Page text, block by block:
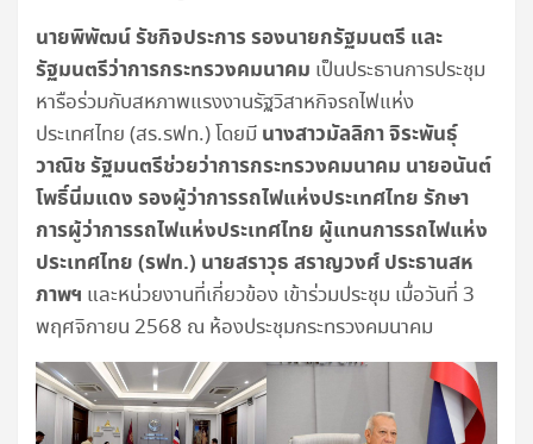
นายพิพัฒน์ รัชกิจประการ รองนายกรัฐมนตรี และ
รัฐมนตรีว่าการกระทรวงคมนาคม เป็นประธานการประชุม
หารือร่วมกับสหภาพแรงงานรัฐวิสาหกิจรถไฟแห่ง
ประเทศไทย (สร.รฟท.) โดยมี นางสาวมัลลิกา จิระพันธุ์
วาณิช รัฐมนตรีช่วยว่าการกระทรวงคมนาคม นายอนันต์
โพธิ์นิ่มแดง รองผู้ว่าการรถไฟแห่งประเทศไทย รักษา
การผู้ว่าการรถไฟแห่งประเทศไทย ผู้แทนการรถไฟแห่ง
ประเทศไทย (รฟท.) นายสราวุธ สราญวงศ์ ประธานสห
ภาพฯ และหน่วยงานที่เกี่ยวข้อง เข้าร่วมประชุม เมื่อวันที่ 3
พฤศจิกายน 2568 ณ ห้องประชุมกระทรวงคมนาคม